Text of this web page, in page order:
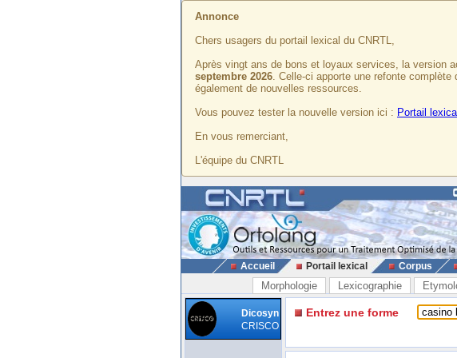
Annonce
Chers usagers du portail lexical du CNRTL,
Après vingt ans de bons et loyaux services, la version
septembre 2026. Celle-ci apporte une refonte
également de nouvelles ressources.
Vous pouvez tester la nouvelle version ici : Portail lexical
En vous remerciant,
L'équipe du CNRTL
Accueil Portail lexical Corpus
Morphologie Lexicographie
Dicosyn
CRISCO
Entrez une forme